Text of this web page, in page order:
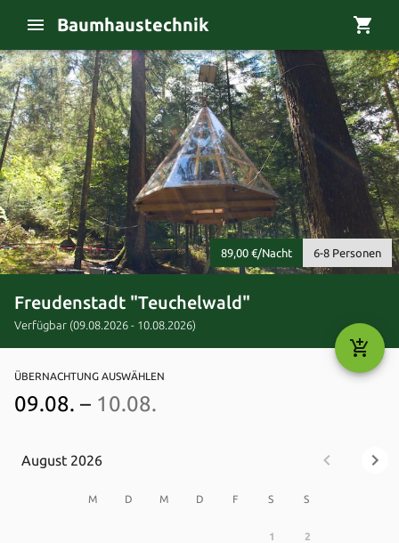
Baumhaustechnik shopping_cart
89,00 €/Nacht 6-8 Personen
Freudenstadt "Teuchelwald"
Verfügbar (09.08.2026 - 10.08.2026)
add_shopping_cart
ÜBERNACHTUNG AUSWÄHLEN
09.08. – 10.08.
August 2026
M D M D F S S
1 2